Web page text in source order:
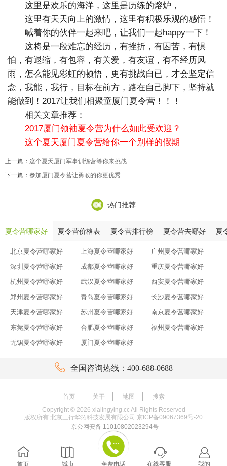
这里是欢乐的海洋，这里是历练的熔炉，
这里有天天向上的激情，这里有积极乐观的感悟！
喊着你的伙伴一起来吧，让我们一起happy一下！
这将是一段难忘的经历，有挫折，有困苦，有惧
怕，有退缩，有包容，有关爱，有友谊，有不经历风
雨，怎么能见彩虹的顿悟，更有挑战自已，才会坚定信
念，我能，我行，目标在前方，路在自己脚下，坚持就
能做到！2017让我们相聚童厦门夏令营！！！
相关文章推荐：
2017厦门领袖夏令营为什么如此受欢迎？
这个夏天厦门夏令营给你一个别样的假期
上一篇： 这个夏天厦门军事训练营等你来挑战
下一篇： 参加厦门夏令营让勇敢的你更优秀
热门推荐
夏令营哪家好 夏令营价格表 夏令营排行榜 夏令营去哪好 夏
北京夏令营哪家好 上海夏令营哪家好
广州夏令营哪家好
深圳夏令营哪家好
成都夏令营哪家好
重庆夏令营哪家好
杭州夏令营哪家好
武汉夏令营哪家好
西安夏令营哪家好
郑州夏令营哪家好
青岛夏令营哪家好
长沙夏令营哪家好
天津夏令营哪家好
苏州夏令营哪家好
南京夏令营哪家好
东莞夏令营哪家好
合肥夏令营哪家好
福州夏令营哪家好
无锡夏令营哪家好
厦门夏令营哪家好
 全国咨询热线：400-688-0688
首页 关于 地图
搜索
Copyright © 2026 xialingying.cc All Rights Reserved
版权所有 北京三行华拓科技发展有限公司 京ICP备09067369号-20
京公网安备 11010802023294号

首页

城市 免费电话

在线客服

我的